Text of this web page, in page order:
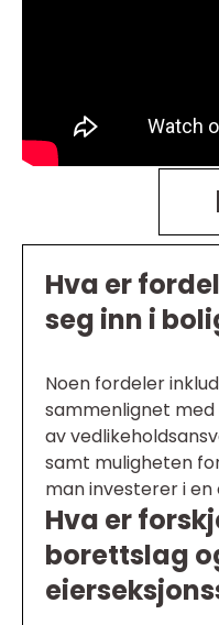
Hva er
seg inn i
Noen fordeler
sammenlignet med
av
samt muligheten
man investerer i en
Hva er
borettslag